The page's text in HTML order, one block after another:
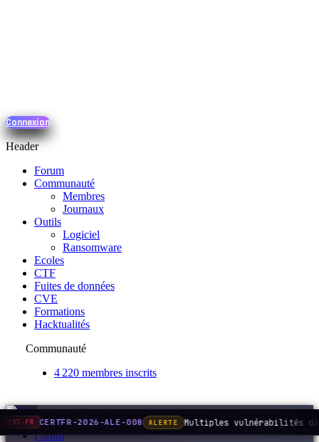
Connexion
Header
Forum
Communauté
Membres
Journaux
Outils
Logiciel
Ransomware
Ecoles
CTF
Fuites de données
CVE
Formations
Hacktualités
Communauté
4 220 membres inscrits
Forum
CERT-FR CERTFR-2026-ALE-008 ALERTE Multiples vulnérabilités